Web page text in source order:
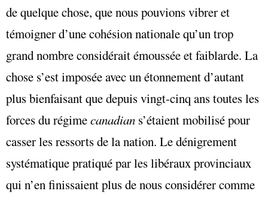
de quelque chose, que nous pouvions vibrer et
témoigner d’une cohésion nationale qu’un trop
grand nombre considérait émoussée et faiblarde. La
chose s’est imposée avec un étonnement d’autant
plus bienfaisant que depuis vingt-cinq ans toutes les
forces du régimecanadian s’étaient mobilisé pour
casser les ressorts de la nation. Le dénigrement
systématique pratiqué par les libéraux provinciaux
qui n’en finissaient plus de nous considérer comme